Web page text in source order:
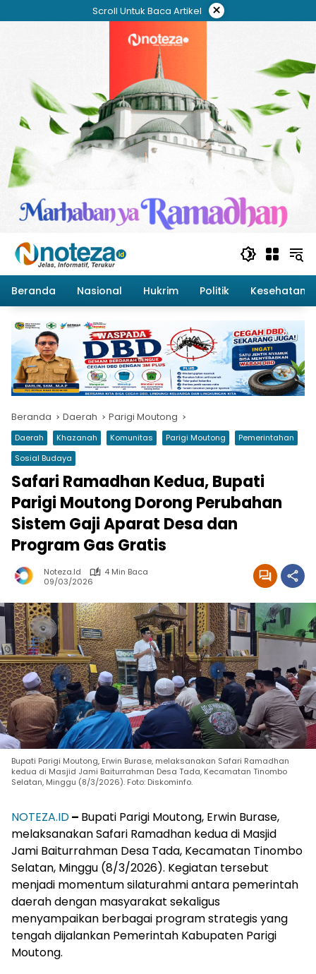
ke
Scroll Untuk Baca Artikel ×
Beranda Nasional Hukrim Politik Kesehatan
Beranda Daerah Parigi Moutong
Daerah Khazanah Komunitas Parigi Moutong
Pemerintahan
Sosial Budaya
Safari Ramadhan Kedua, Bupati
Parigi Moutong Dorong Perubahan
Sistem Gaji Aparat Desa dan
Program Gas Gratis
Noteza.id
4 Min Baca
09/03/2026
Bupati Parigi Moutong, Erwin Burase, melaksanakan Safari Ramadhan
kedua di Masjid Jami Baiturrahman Desa Tada, Kecamatan Tinombo
Selatan, Minggu (8/3/2026). Foto: Diskominfo.
NOTEZA.ID– Bupati Parigi Moutong, Erwin Burase,
melaksanakan Safari Ramadhan kedua di Masjid
Jami Baiturrahman Desa Tada, Kecamatan Tinombo
Selatan, Minggu (8/3/2026). Kegiatan tersebut
menjadi momentum silaturahmi antara pemerintah
daerah dengan masyarakat sekaligus
menyampaikan berbagai program strategis yang
tengah dijalankan Pemerintah Kabupaten Parigi
Moutong.